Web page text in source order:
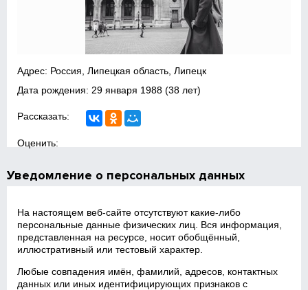
Адрес: Россия, Липецкая область, Липецк
Дата рождения: 29 января 1988 (38 лет)
Рассказать:
Оценить:
Уведомление о персональных данных
На настоящем веб‑сайте отсутствуют какие‑либо
персональные данные физических лиц. Вся информация,
представленная на ресурсе, носит обобщённый,
иллюстративный или тестовый характер.
Любые совпадения имён, фамилий, адресов, контактных
данных или иных идентифицирующих признаков с